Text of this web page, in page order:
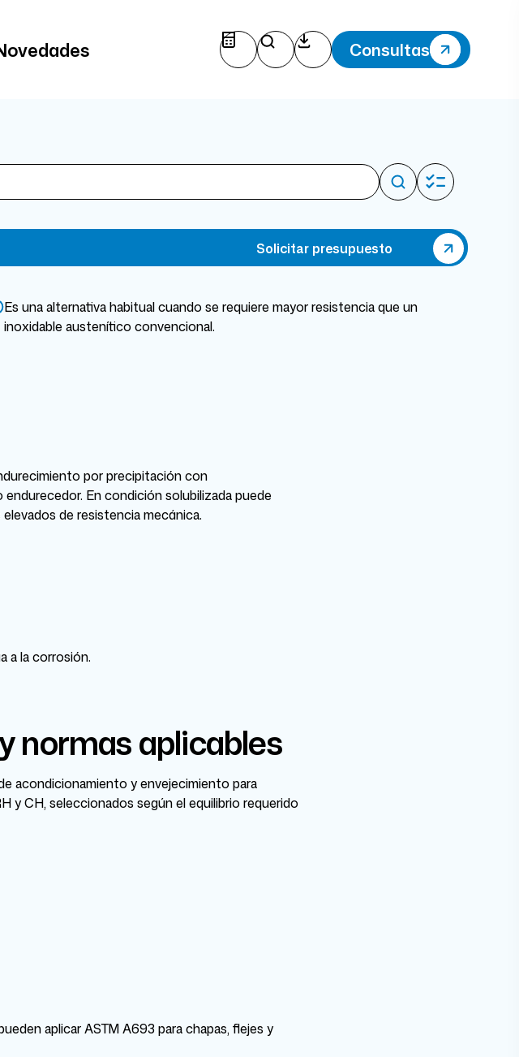
Consultas
Es una alternativa habitual cuando se requiere mayor resistencia que un
inoxidable austenítico convencional.
Solicitar presupuesto
por precipitación con
En condición solubilizada puede
de resistencia mecánica.
a la corrosión.
normas aplicables
acondicionamiento y envejecimiento para
y CH, seleccionados según el equilibrio requerido
aplicar ASTM A693 para chapas, flejes y